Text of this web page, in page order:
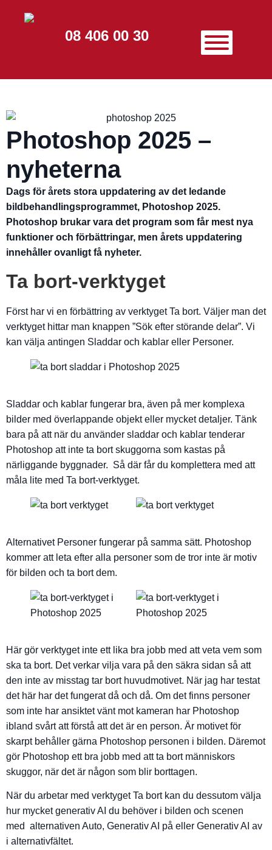
08 406 00 30
Photoshop 2025 –
nyheterna
Dags för årets stora uppdatering av det ledande
bildbehandlingsprogrammet, Photoshop 2025.
Photoshop brukar vara det program som får mest nya
funktioner och förbättringar, men årets uppdatering
innehåller ovanligt få nyheter.
Ta bort-verktyget
Först har vi en förbättring av verktyget Ta bort. Väljer man det
verktyget hittar man knappen ”Sök efter störande delar”. Vi
kan välja antingen Sladdar och kablar eller Personer.
Sladdar och kablar fungerar bra, även på mer komplexa
bilder med överlappande objekt eller mycket detaljer. Tänk
bara på att när du använder sladdar och kablar tenderar
Photoshop att inte ta bort skuggorna som kastas på
närliggande byggnader. Så där får du komplettera med att
måla lite med Ta bort-verktyget.
Alternativet Personer fungerar på samma sätt. Photoshop
kommer att leta efter alla personer som de tror inte är motiv
för bilden och ta bort dem.
Här gör verktyget inte ett lika bra jobb med att veta vem som
ska ta bort. Det verkar vilja vara på den säkra sidan så att
den inte av misstag tar bort huvudmotivet. När jag har testat
det här har det fungerat då och då. Om det finns personer
som inte har ansiktet vänt mot kameran har Photoshop
ibland svårt att förstå att det är en person. Är motivet för
skarpt behåller gärna Photoshop personen i bilden. Däremot
gör Photoshop ett bra jobb med att ta bort människors
skuggor, när det är någon som blir borttagen.
När du arbetar med verktyget Ta bort kan du dessutom välja
hur mycket generativ AI du behöver i bilden och scenen
med alternativen Auto, Generativ AI på eller Generativ AI av
i alternativfältet.